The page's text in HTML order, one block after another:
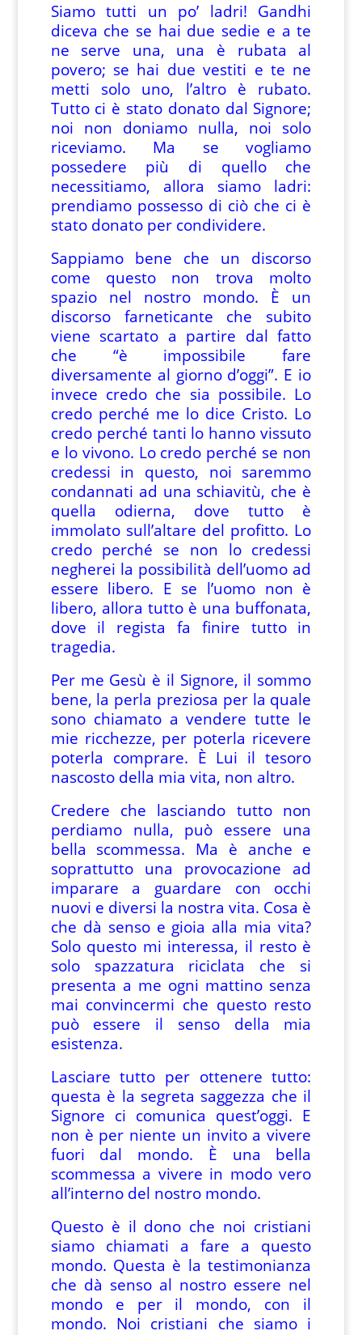
Siamo tutti un po’ ladri! Gandhi
diceva che se hai due sedie e a te
ne serve una, una è rubata al
povero; se hai due vestiti e te ne
metti solo uno, l’altro è rubato.
Tutto ci è stato donato dal Signore;
noi non doniamo nulla, noi solo
riceviamo. Ma se vogliamo
possedere più di quello che
necessitiamo, allora siamo ladri:
prendiamo possesso di ciò che ci è
stato donato per condividere.
Sappiamo bene che un discorso
come questo non trova molto
spazio nel nostro mondo. È un
discorso farneticante che subito
viene scartato a partire dal fatto
che “è impossibile fare
diversamente al giorno d’oggi”. E io
invece credo che sia possibile. Lo
credo perché me lo dice Cristo. Lo
credo perché tanti lo hanno vissuto
e lo vivono. Lo credo perché se non
credessi in questo, noi saremmo
condannati ad una schiavitù, che è
quella odierna, dove tutto è
immolato sull’altare del profitto. Lo
credo perché se non lo credessi
negherei la possibilità dell’uomo ad
essere libero. E se l’uomo non è
libero, allora tutto è una buffonata,
dove il regista fa finire tutto in
tragedia.
Per me Gesù è il Signore, il sommo
bene, la perla preziosa per la quale
sono chiamato a vendere tutte le
mie ricchezze, per poterla ricevere
poterla comprare. È Lui il tesoro
nascosto della mia vita, non altro.
Credere che lasciando tutto non
perdiamo nulla, può essere una
bella scommessa. Ma è anche e
soprattutto una provocazione ad
imparare a guardare con occhi
nuovi e diversi la nostra vita. Cosa è
che dà senso e gioia alla mia vita?
Solo questo mi interessa, il resto è
solo spazzatura riciclata che si
presenta a me ogni mattino senza
mai convincermi che questo resto
può essere il senso della mia
esistenza.
Lasciare tutto per ottenere tutto:
questa è la segreta saggezza che il
Signore ci comunica quest’oggi. E
non è per niente un invito a vivere
fuori dal mondo. È una bella
scommessa a vivere in modo vero
all’interno del nostro mondo.
Questo è il dono che noi cristiani
siamo chiamati a fare a questo
mondo. Questa è la testimonianza
che dà senso al nostro essere nel
mondo e per il mondo, con il
mondo. Noi cristiani che siamo i